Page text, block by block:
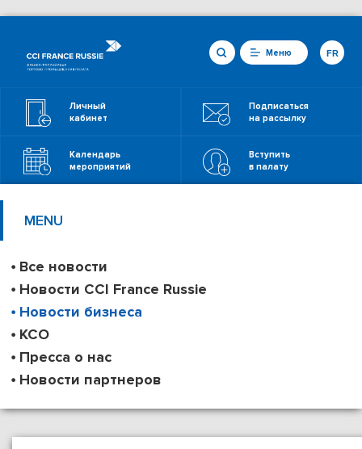
Меню
Личный
кабинет
Подписаться
на рассылку
Календарь
мероприятий
Вступить
в палату
FR
MENU
Все новости
Новости CCI France Russie
Новости бизнеса
КСО
Пресса о нас
Новости партнеров